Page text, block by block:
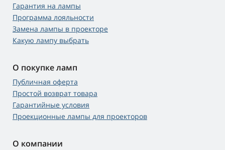
Гарантия на лампы
Программа лояльности
Замена лампы в проекторе
Какую лампу выбрать
О покупке ламп
Публичная оферта
Простой возврат товара
Гарантийные условия
Проекционные лампы для проекторов
О компании